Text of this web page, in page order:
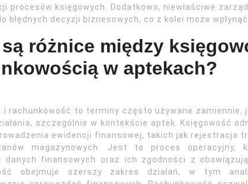
procesów księgowych. Dodatkowo, niewłaściwe
błędnych decyzji biznesowych, co z kolei może
różnice między
w aptekach?
i rachunkowość to terminy często używane zamiennie,
szczególnie w kontekście aptek. Księgowość
ewidencji finansowej, takich jak rejestracja
magazynowych. Jest to proces operacyjny,
danych finansowych oraz ich zgodności z
obejmuje szerszy zakres działań, w tym